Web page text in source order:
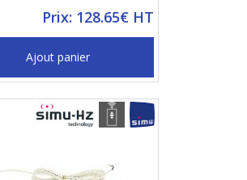
Prix: 128.65€ HT
Ajout panier